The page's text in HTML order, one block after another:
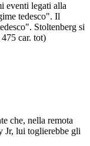
eventi legati alla
tedesco". Il
Stoltenberg si
car. tot)
che, nella remota
Jr, lui toglierebbe gli